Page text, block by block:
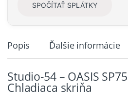
SPOČÍTAŤ SPLÁTKY
Popis Ďalšie informácie
Studio-54 – OASIS
Chladiaca skriňa